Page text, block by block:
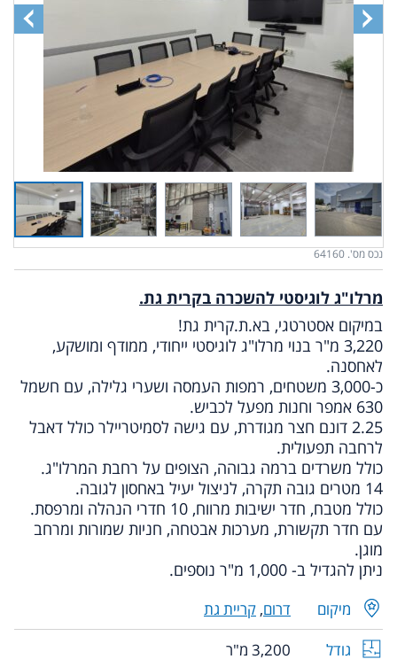
נכס מס'. 64160
מרלו"ג לוגיסטי להשכרה בקרית גת.
במיקום אסטרטגי, בא.ת.קרית גת!
3,220 מ"ר בנוי מרלו"ג לוגיסטי ייחודי, ממודף ומושקע,
לאחסנה.
כ-3,000 משטחים, רמפות העמסה ושערי גלילה, עם חשמל
630 אמפר וחנות מפעל לכביש.
2.25 דונם חצר מגודרת, עם גישה לסמיטריילר כולל דאבל
לרחבה תפעולית.
כולל משרדים ברמה גבוהה, הצופים על רחבת המרלו"ג.
14 מטרים גובה תקרה, לניצול יעיל באחסון לגובה.
כולל מטבח, חדר ישיבות מרווח, 10 חדרי הנהלה ומרפסת.
עם חדר תקשורת, מערכות אבטחה, חניות שמורות ומרחב
מוגן.
ניתן להגדיל ב- 1,000 מ"ר נוספים.
מיקום דרום, קריית גת
גודל
3,200 מ"ר